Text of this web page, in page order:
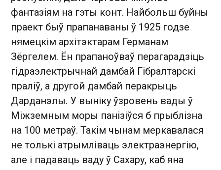
фантазіям на гэты конт. Найбольш буйны
праект быў прапанаваны ў 1925 годзе
нямецкім архітэктарам Германам
Зёргелем. Ён прапаноўваў перагарадзіць
гідраэлектрычнай дамбай Гібралтарскі
праліў, а другой дамбай перакрыць
Дарданэлы. У выніку ўзровень вады ў
Міжземным моры панізіўся б прыблізна
на 100 метраў. Такім чынам меркавалася
не толькі атрымліваць электраэнергію,
але і падаваць ваду ў Сахару, каб яна